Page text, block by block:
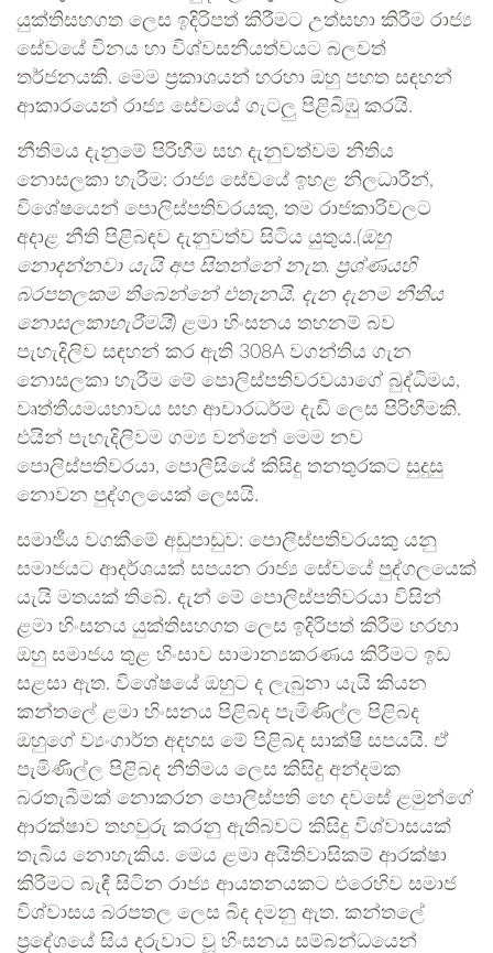
යුක්තිසහගත ලෙස ඉදිරිපත් කිරීමට උත්සහා කිරීම රාජ්‍ය
සේවයේ විනය හා විශ්වසනීයත්වයට බලවත්
තර්ජනයකි. මෙම ප්‍රකාශයන් හරහා ඔහු පහත සඳහන්
ආකාරයෙන් රාජ්‍ය සේවයේ ගැටලු පිළිබිඹු කරයි.
නීතිමය දැනුමේ පිරිහීම සහ දැනුවත්වම නීතිය
නොසලකා හැරීම: රාජ්‍ය සේවයේ ඉහළ නිලධාරීන්,
විශේෂයෙන් පොලිස්පතිවරයකු, තම රාජකාරිවලට
අදාළ නීති පිළිබඳව දැනුවත්ව සිටිය යුතුය.(ඔහු
නොදන්නවා යැයි අප සිතන්නේ නැත. ප්‍රශ්ණයහි
බරපතලකම තිබෙන්නේ එතැනයි. දැන දැනම නීතිය
නොසලකාහැරීමයි) ළමා හිංසනය තහනම් බව
පැහැදිලිව සඳහන් කර ඇති 308A වගන්තිය ගැන
නොසලකා හැරීම මේ පොලිස්පතිවරවයාගේ බුද්ධිමය,
වෘත්තීයමයභාවය සහ ආචාරධර්ම දැඩි ලෙස පිරිහීමකි.
එයින් පැහැදිලිවම ගම්‍ය වන්නේ මෙම නව
පොලිස්පතිවරයා, පොලීසියේ කිසිදු තනතුරකට සුදුසු
නොවන පුද්ගලයෙක් ලෙසයි.
සමාජීය වගකීමේ අඩුපාඩුව: පොලිස්පතිවරයකු යනු
සමාජයට ආදර්ශයක් සපයන රාජ්‍ය සේවයේ පුද්ගලයෙක්
යැයි මතයක් තිබේ. දැන් මේ පොලිස්පතිවරයා විසින්
ළමා හිංසනය යුක්තිසහගත ලෙස ඉදිරිපත් කිරීම හරහා
ඔහු සමාජය තුළ හිංසාව සාමාන්‍යකරණය කිරීමට ඉඩ
සළසා ඇත. විශේෂයේ ඔහුට ද ලැබුනා යැයි කියන
කන්තලේ ළමා හිංසනය පිළිබද පැමිණිල්ල පිළිබද
ඔහුගේ ව්‍යංගාර්ත අදහස මේ පිළිබද සාක්ෂි සපයයි. ඒ
පැමිණිල්ල පිළිබද නීතිමය ලෙස කිසිදු අන්දමක
බරතැබීමක් නොකරන පොලිස්පති හෙ දවසේ ළමුන්ගේ
ආරක්ෂාව තහවුරු කරනු ඇතිබවට කිසිදු විශ්වාසයක්
තැබිය නොහැකිය. මෙය ළමා අයිතිවාසිකම් ආරක්ෂා
කිරීමට බැඳී සිටින රාජ්‍ය ආයතනයකට එරෙහිව සමාජ
විශ්වාසය බරපතල ලෙස බිද දමනු ඇත. කන්තලේ
ප්‍රදේශයේ සිය දරුවාට වූ හිංසනය සම්බන්ධයෙන්